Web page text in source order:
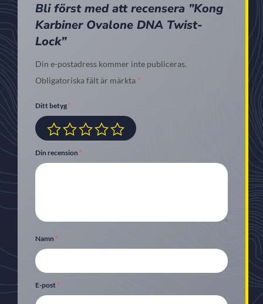
Bli först med att recensera ”Kong
Karbiner Ovalone DNA Twist-
Lock”
Din e-postadress kommer inte publiceras.
Obligatoriska fält är märkta *
Ditt betyg*
Din recension *
Namn *
E-post*